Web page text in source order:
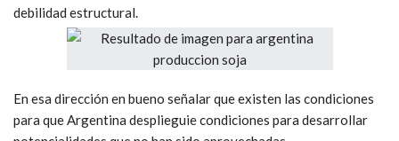
debilidad estructural.
En esa dirección en bueno señalar que existen las condiciones
para que Argentina desplieguie condiciones para desarrollar